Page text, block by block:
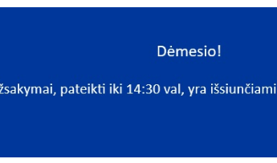
Mato vnt.
Yra sandėlyje